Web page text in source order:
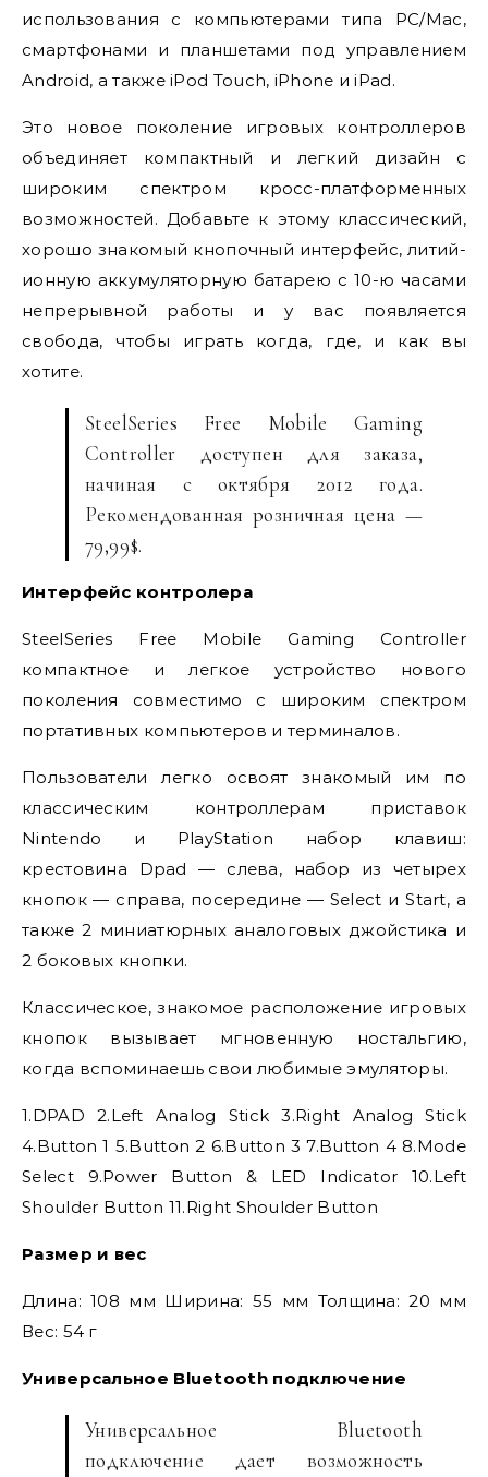
использования с компьютерами типа PC/Mac,
смартфонами и планшетами под управлением
Android, а также iPod Touch, iPhone и iPad.
Это новое поколение игровых контроллеров
объединяет компактный и легкий дизайн с
широким спектром кросс-платформенных
возможностей. Добавьте к этому классический,
хорошо знакомый кнопочный интерфейс, литий-
ионную аккумуляторную батарею с 10-ю часами
непрерывной работы и у вас появляется
свобода, чтобы играть когда, где, и как вы
хотите.
SteelSeries Free Mobile Gaming
Controller доступен для заказа,
начиная с октября 2012 года.
Рекомендованная розничная цена —
79,99$.
Интерфейс контролера
SteelSeries Free Mobile Gaming Controller
компактное и легкое устройство нового
поколения совместимо с широким спектром
портативных компьютеров и терминалов.
Пользователи легко освоят знакомый им по
классическим контроллерам приставок
Nintendo и PlayStation набор клавиш:
крестовина Dpad — слева, набор из четырех
кнопок — справа, посередине — Select и Start, а
также 2 миниатюрных аналоговых джойстика и
2 боковых кнопки.
Классическое, знакомое расположение игровых
кнопок вызывает мгновенную ностальгию,
когда вспоминаешь свои любимые эмуляторы.
1.DPAD 2.Left Analog Stick 3.Right Analog Stick
4.Button 1 5.Button 2 6.Button 3 7.Button 4 8.Mode
Select 9.Power Button & LED Indicator 10.Left
Shoulder Button 11.Right Shoulder Button
Размер и веc
Длина: 108 мм Ширина: 55 мм Толщина: 20 мм
Вес: 54 г
Универсальное Bluetooth подключение
Универсальное Bluetooth
подключение дает возможность